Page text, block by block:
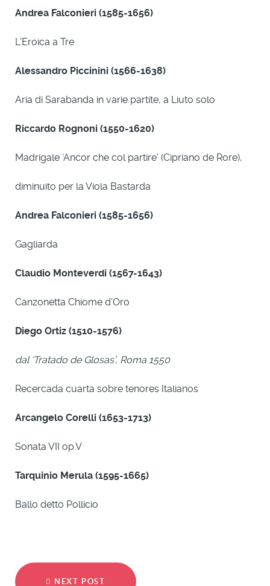
Andrea Falconieri (1585-1656)
L’Eroica a Tre
Alessandro Piccinini (1566-1638)
Aria di Sarabanda in varie partite, a Liuto solo
Riccardo Rognoni (1550-1620)
Madrigale ‘Ancor che col partire’ (Cipriano de Rore),
diminuito per la Viola Bastarda
Andrea Falconieri (1585-1656)
Gagliarda
Claudio Monteverdi (1567-1643)
Canzonetta Chiome d’Oro
Diego Ortiz (1510-1576)
dal ‘Tratado de Glosas’, Roma 1550
Recercada cuarta sobre tenores Italianos
Arcangelo Corelli (1653-1713)
Sonata VII op.V
Tarquinio Merula (1595-1665)
Ballo detto Pollicio
NEXT POST